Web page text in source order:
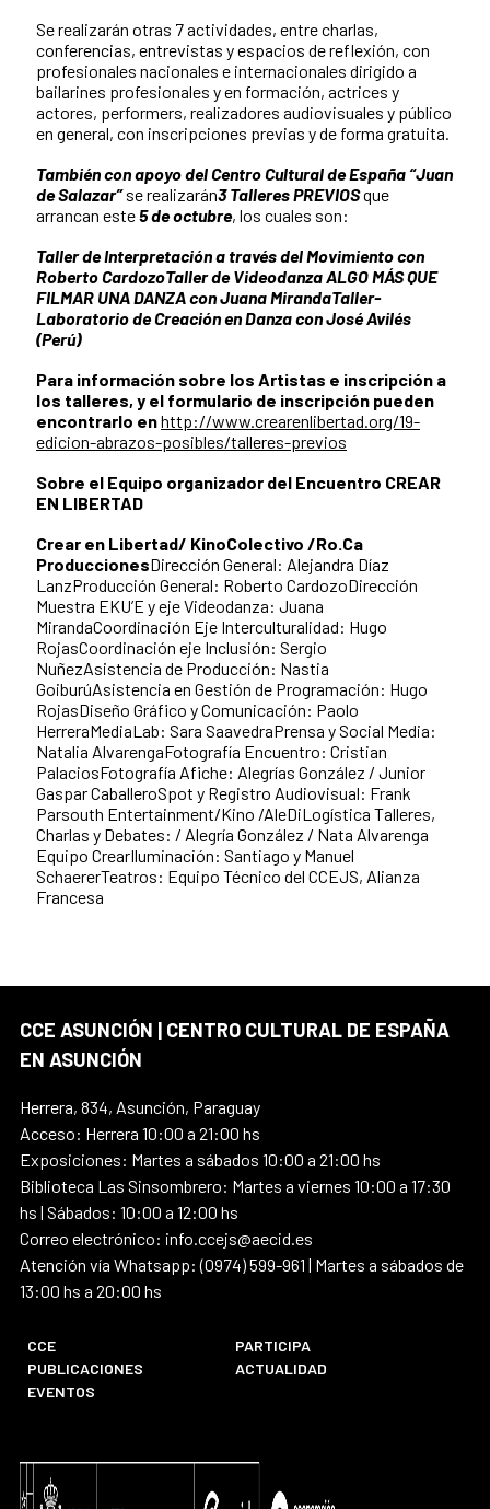
Se realizarán otras 7 actividades, entre charlas,
conferencias, entrevistas y espacios de reflexión, con
profesionales nacionales e internacionales dirigido a
bailarines profesionales y en formación, actrices y
actores, performers, realizadores audiovisuales y público
en general, con inscripciones previas y de forma gratuita.
También con apoyo del Centro Cultural de España “Juan
de Salazar” se realizarán3 Talleres PREVIOSque
arrancan este5 de octubre, los cuales son:
Taller de Interpretación a través del Movimiento con
Roberto CardozoTaller de Videodanza ALGO MÁS QUE
FILMAR UNA DANZA con Juana MirandaTaller-
Laboratorio de Creación en Danza con José Avilés
(Perú)
Para información sobre los Artistas e inscripción a
los talleres, y el formulario de inscripción pueden
encontrarlo enhttp://www.crearenlibertad.org/19-
edicion-abrazos-posibles/talleres-previos
Sobre el Equipo organizador del Encuentro CREAR
EN LIBERTAD
Crear en Libertad/ KinoColectivo /Ro.Ca
ProduccionesDirección General: Alejandra Díaz
LanzProducción General: Roberto CardozoDirección
Muestra EKU’E y eje Videodanza: Juana
MirandaCoordinación Eje Interculturalidad: Hugo
RojasCoordinación eje Inclusión: Sergio
NuñezAsistencia de Producción: Nastia
GoiburúAsistencia en Gestión de Programación: Hugo
RojasDiseño Gráfico y Comunicación: Paolo
HerreraMediaLab: Sara SaavedraPrensa y Social Media:
Natalia AlvarengaFotografía Encuentro: Cristian
PalaciosFotografía Afiche: Alegrías González / Junior
Gaspar CaballeroSpot y Registro Audiovisual: Frank
Parsouth Entertainment/Kino /AleDiLogística Talleres,
Charlas y Debates: / Alegría González / Nata Alvarenga
Equipo CrearIluminación: Santiago y Manuel
SchaererTeatros: Equipo Técnico del CCEJS, Alianza
Francesa
CCE ASUNCIÓN | CENTRO CULTURAL DE ESPAÑA
EN ASUNCIÓN
Herrera, 834, Asunción, Paraguay
Acceso: Herrera 10:00 a 21:00 hs
Exposiciones: Martes a sábados 10:00 a 21:00 hs
Biblioteca Las Sinsombrero: Martes a viernes 10:00 a 17:30
hs | Sábados: 10:00 a 12:00 hs
Correo electrónico: info.ccejs@aecid.es
Atención vía Whatsapp: (0974) 599-961 | Martes a sábados de
13:00 hs a 20:00 hs
CCE
PARTICIPA
PUBLICACIONES
ACTUALIDAD
EVENTOS